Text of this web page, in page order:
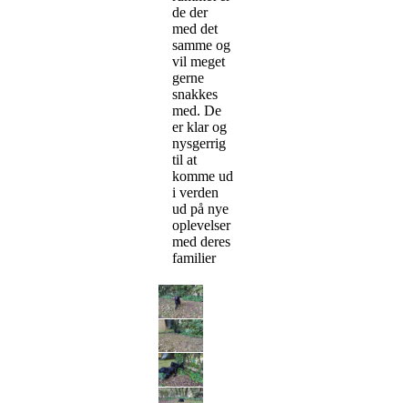
de der
med det
samme og
vil meget
gerne
snakkes
med. De
er klar og
nysgerrig
til at
komme ud
i verden
ud på nye
oplevelser
med deres
familier